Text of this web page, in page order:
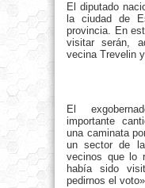
El diputado
la ciudad de
provincia. En
visitar serán,
vecina Trevelin
El
importante
una caminata
un sector de
vecinos que lo
había sido
pedirnos el